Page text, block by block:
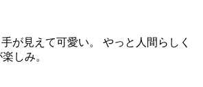
が見えて可愛い。 やっと人間らしく
しみ。